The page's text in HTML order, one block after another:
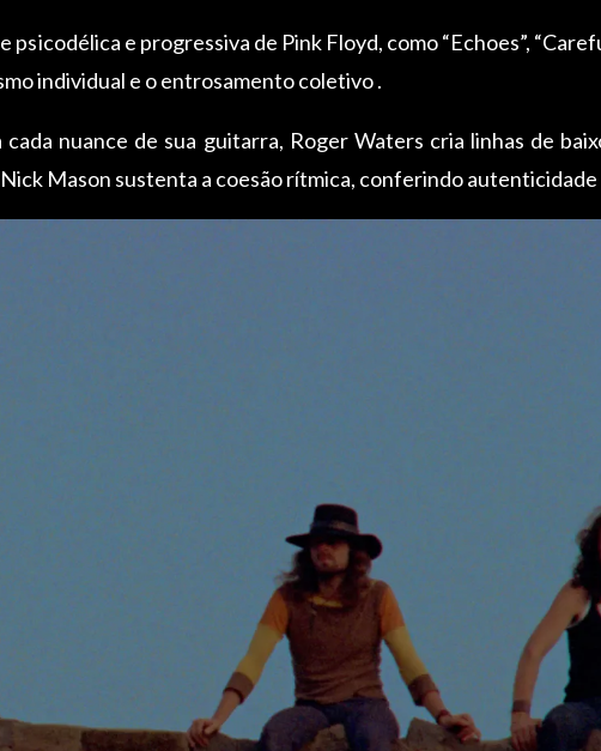
e progressiva de Pink Floyd, como “Echoes”,
individual e o entrosamento coletivo .
nuance de sua guitarra, Roger Waters cria linhas de
Mason sustenta a coesão rítmica, conferindo